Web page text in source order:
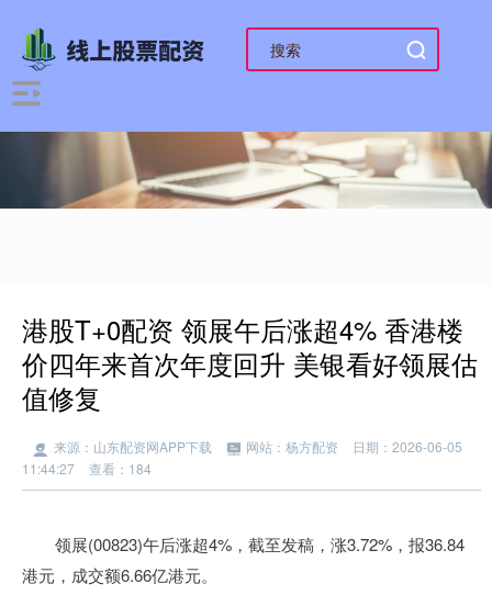
港股T+0配资 领展午后涨超4% 香港楼
价四年来首次年度回升 美银看好领展估
值修复
来源：山东配资网APP下载 网站：杨方配资
日期：2026-06-05
11:44:27
查看：184
领展(00823)午后涨超4%，截至发稿，涨3.72%，报36.84
港元，成交额6.66亿港元。